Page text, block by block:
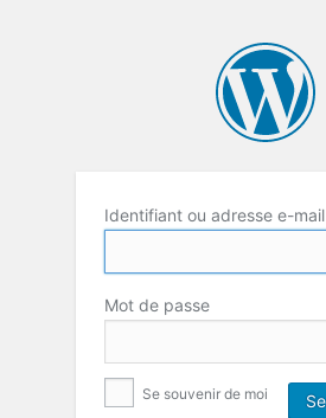
Identifiant ou adresse e-mail
Mot de passe
Se souvenir de moi